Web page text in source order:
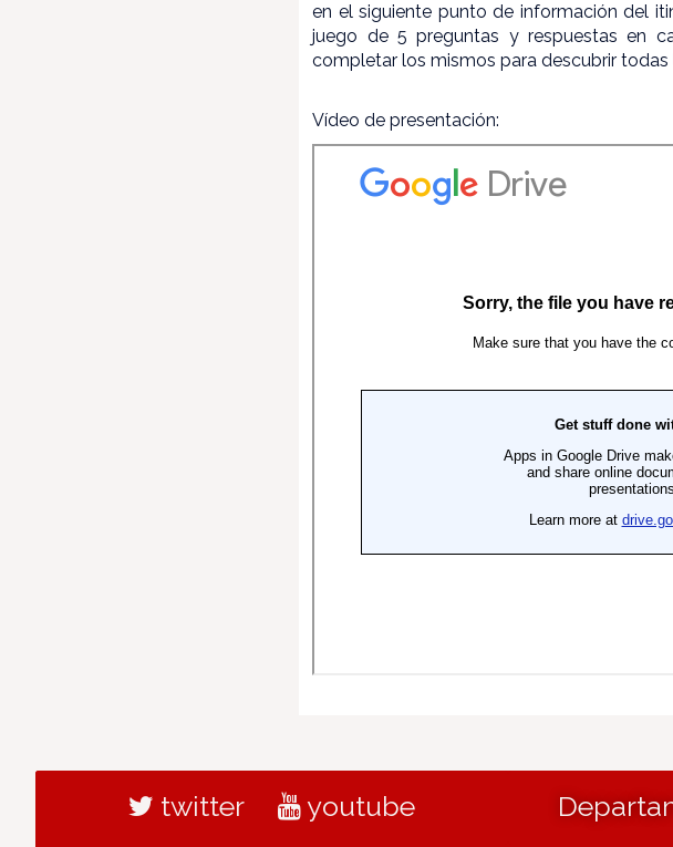
en el siguiente punto de información del
juego de 5 preguntas y respuestas en
completar los mismos para descubrir todas
Vídeo de presentación:
twitter youtube